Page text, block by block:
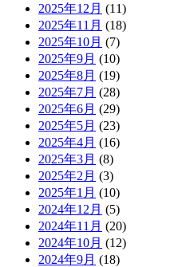
2025年12月 (11)
2025年11月 (18)
2025年10月 (7)
2025年9月 (10)
2025年8月 (19)
2025年7月 (28)
2025年6月 (29)
2025年5月 (23)
2025年4月 (16)
2025年3月 (8)
2025年2月 (3)
2025年1月 (10)
2024年12月 (5)
2024年11月 (20)
2024年10月 (12)
2024年9月 (18)